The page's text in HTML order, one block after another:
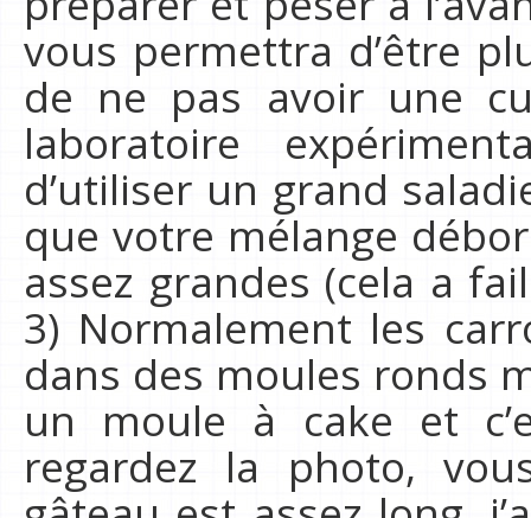
vous permettra d’être
de ne pas avoir une
laboratoire
d’utiliser un grand
que votre mélange
assez grandes (cela a
3) Normalement les
dans des moules ronds
un moule à cake et
regardez la photo,